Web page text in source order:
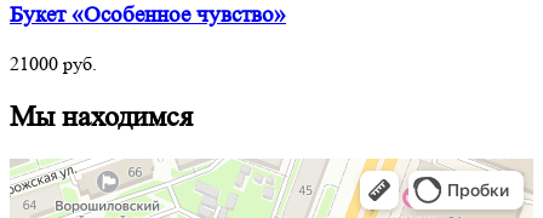
Букет «Особенное чувство»
21000 руб.
Мы находимся